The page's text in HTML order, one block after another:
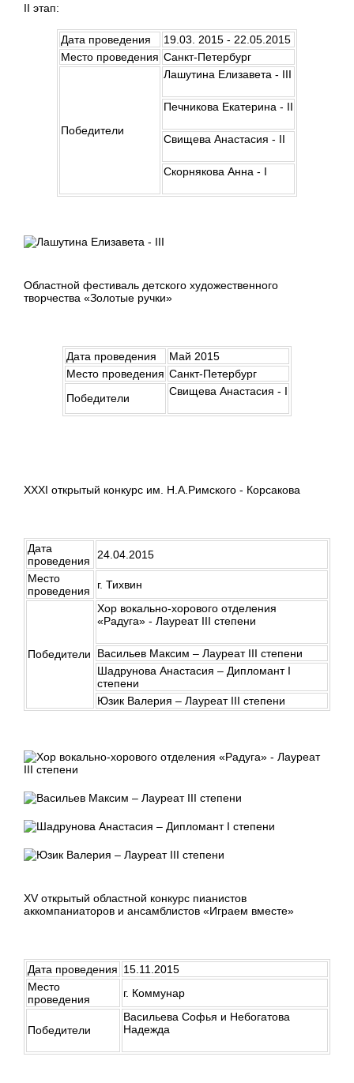
II этап:
Дата проведения
19.03. 2015 - 22.05.2015
Место проведения Санкт-Петербург
Победители
Лашутина Елизавета - III
Печникова Екатерина - II
Свищева Анастасия - II
Скорнякова Анна - I
Областной фестиваль детского художественного
творчества «Золотые ручки»
Дата проведения
Май 2015
Место проведения Санкт-Петербург
Победители
Свищева Анастасия - I
XXXI открытый конкурс им. Н.А.Римского - Корсакова
Дата
проведения
24.04.2015
Место
проведения
г. Тихвин
Победители
Хор вокально-хорового отделения
«Радуга» - Лауреат III степени
Васильев Максим – Лауреат III степени
Шадрунова Анастасия – Дипломант I
степени
Юзик Валерия – Лауреат III степени
XV открытый областной конкурс пианистов
аккомпаниаторов и ансамблистов «Играем вместе»
Дата проведения 15.11.2015
Место
проведения
г. Коммунар
Победители
Васильева Софья и Небогатова
Надежда